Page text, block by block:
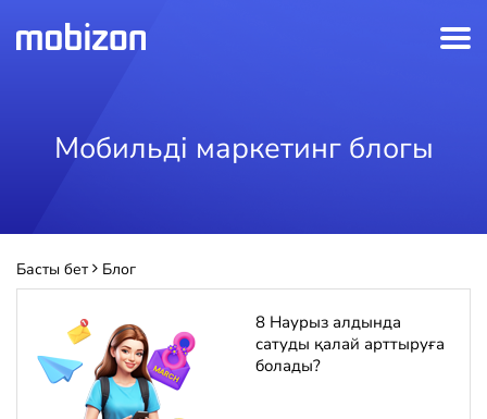
Басты бет Блог
Мобильді маркетинг блогы
8 Наурыз алдында
сатуды қалай арттыруға
болады?